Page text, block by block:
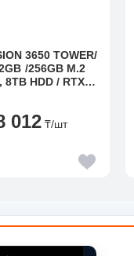
3650 TOWER/
M.2
8TB HDD / RTX
3YRW
012 ₸/шт